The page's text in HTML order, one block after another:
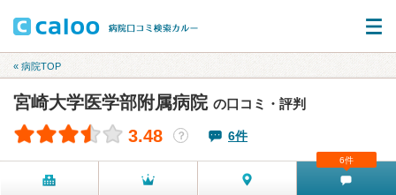
« 病院TOP
宮崎大学医学部附属病院 の口コミ・評判
3.48 ？ 6件
6件